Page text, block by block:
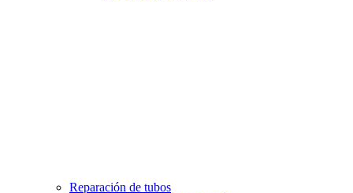
Reparación de tubos